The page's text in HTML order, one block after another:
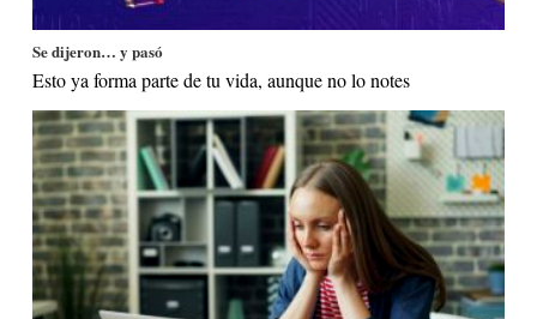
Se dijeron… y pasó
Esto ya forma parte de tu vida, aunque no lo notes